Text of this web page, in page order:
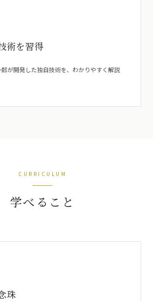
術を習得
が開発した独自技術を、わかりやすく解説
CURRICULUM
学べること
珠